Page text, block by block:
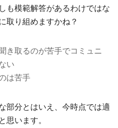
も模範解答があるわけではな
取り組めますかね？
き取るのが苦手でコミュニ
い
は苦手
部分とはいえ、今時点では適
思います。